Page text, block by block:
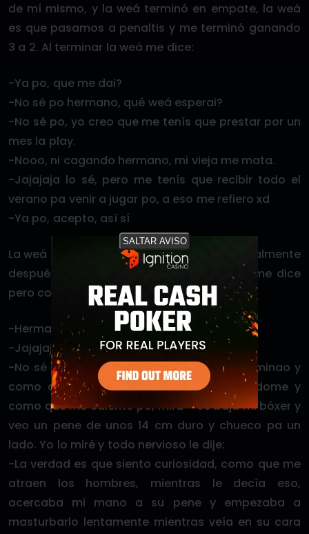
de mí mismo, y la weá terminó en empate, la weá
es que pasamos a penaltis y me terminó ganando
3 a 2. Al terminar la weá me dice:
-Ya po, que me dai?
-No sé po hermano, qué weá esperai?
-No sé po, yo creo que me tenís que prestar por un
mes la play.
-Nooo, ni cagando hermano, mi vieja me mata.
-Jajajaja lo sé, pero me tenís que recibir todo el
verano pa venir a jugar po, a eso me refiero xd
-Ya po, acepto, así sí
La weá es que ya todo muy aburrido especialmente
después que pasó la muda un buen rato me dice
pero con la voz muy temblorosa
-Hermano una pregunta, tú eres gay?
-Jajajaja no por qué?
-No sé po, pensé que sí, como que erí afeminao y
como que denante igual te caché mirándome y
como que me calenté po, mira – se baja mi bóxer y
veo un pene de unos 14 cm duro y chueco pa un
lado. Yo lo miré y todo nervioso le dije:
-La verdad es que siento curiosidad, como que me
atraen los hombres, mientras le decía eso,
acercaba mi mano a su pene y empezaba a
masturbarlo lentamente mientras veía en su cara
SALTAR AVISO